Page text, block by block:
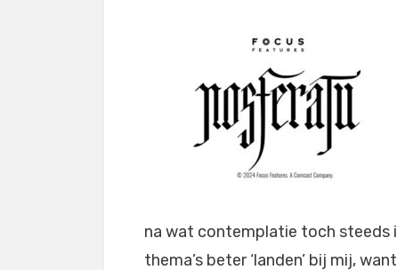
na wat contemplatie toch steeds
thema’s beter ‘landen’ bij mij,